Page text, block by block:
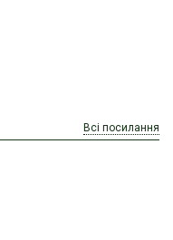
Всі посилання